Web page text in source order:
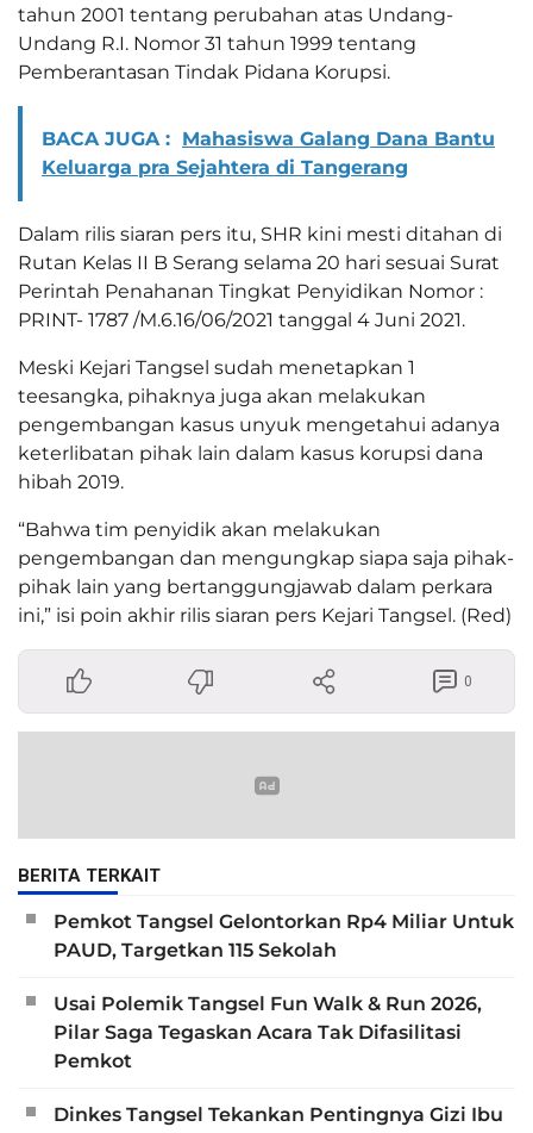
tahun 2001 tentang perubahan atas Undang-
Undang R.I. Nomor 31 tahun 1999 tentang
Pemberantasan Tindak Pidana Korupsi.
BACA JUGA : Mahasiswa Galang Dana Bantu
Keluarga pra Sejahtera di Tangerang
Dalam rilis siaran pers itu, SHR kini mesti ditahan di
Rutan Kelas II B Serang selama 20 hari sesuai Surat
Perintah Penahanan Tingkat Penyidikan Nomor :
PRINT- 1787 /M.6.16/06/2021 tanggal 4 Juni 2021.
Meski Kejari Tangsel sudah menetapkan 1
teesangka, pihaknya juga akan melakukan
pengembangan kasus unyuk mengetahui adanya
keterlibatan pihak lain dalam kasus korupsi dana
hibah 2019.
“Bahwa tim penyidik akan melakukan
pengembangan dan mengungkap siapa saja pihak-
pihak lain yang bertanggungjawab dalam perkara
ini,” isi poin akhir rilis siaran pers Kejari Tangsel. (Red)
0
BERITA TERKAIT
Pemkot Tangsel Gelontorkan Rp4 Miliar Untuk
PAUD, Targetkan 115 Sekolah
Usai Polemik Tangsel Fun Walk & Run 2026,
Pilar Saga Tegaskan Acara Tak Difasilitasi
Pemkot
Dinkes Tangsel Tekankan Pentingnya Gizi Ibu